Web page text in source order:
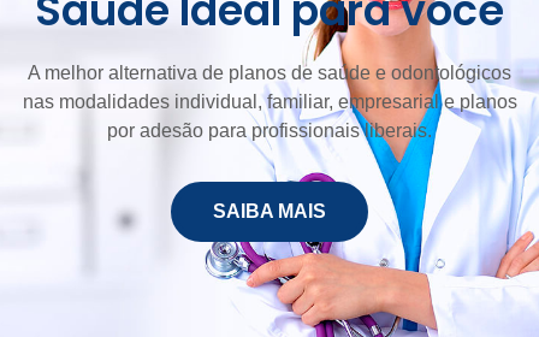
A melhor alternativa de planos de saúde e odontológicos
nas modalidades individual, familiar, empresarial e planos
por adesão para profissionais liberais.
SAIBA MAIS